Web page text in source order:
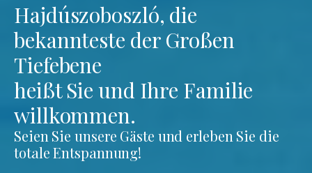
Hajdúszoboszló, die
bekannteste der Großen
Tiefebene
heißt Sie und Ihre Familie
willkommen.
Seien Sie unsere Gäste und erleben Sie die
totale Entspannung!